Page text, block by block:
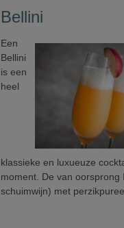
Bellini
Een
Bellini
is een
heel
klassieke en luxueuze
moment. De van oorsprong
schuimwijn) met perzikpuree.